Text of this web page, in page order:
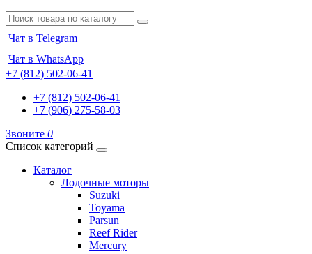
Чат в Telegram
Чат в WhatsApp
+7 (812) 502-06-41
+7 (812) 502-06-41
+7 (906) 275-58-03
Звоните 0
Список категорий
Каталог
Лодочные моторы
Suzuki
Toyama
Parsun
Reef Rider
Mercury